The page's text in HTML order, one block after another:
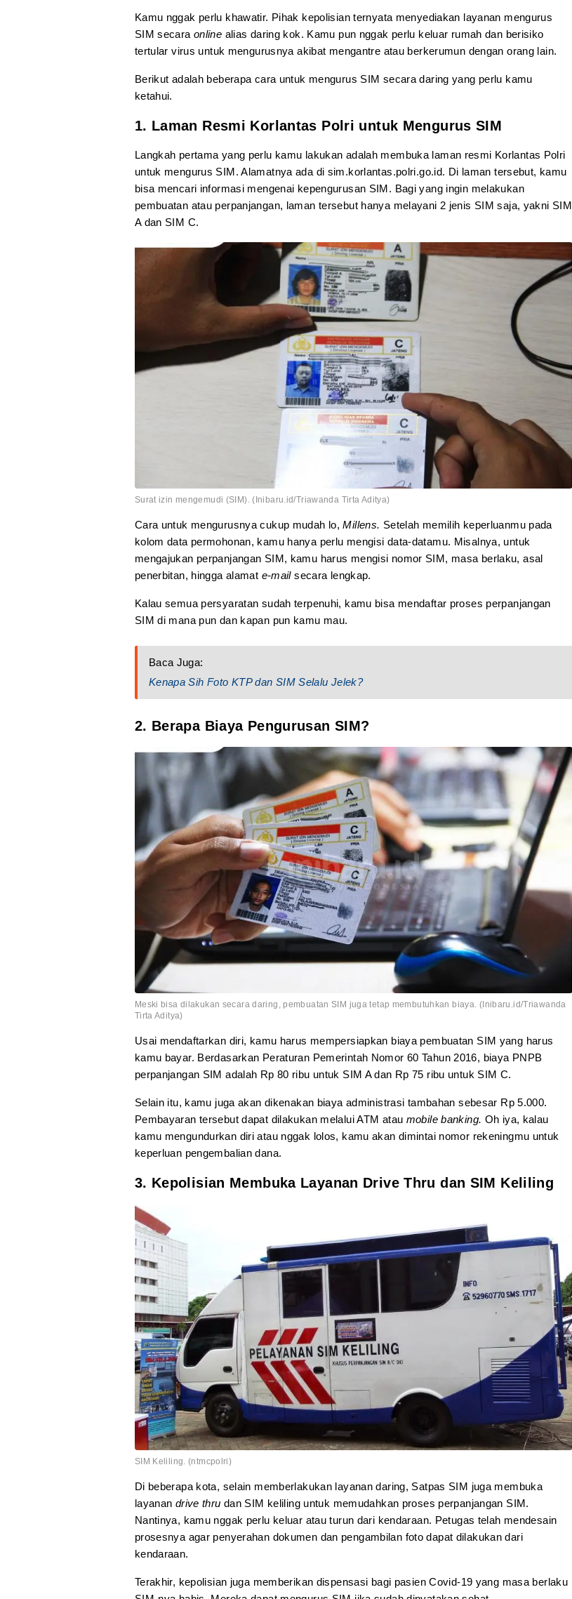
Kamu nggak perlu khawatir. Pihak kepolisian ternyata menyediakan layanan mengurus
SIM secara online alias daring kok. Kamu pun nggak perlu keluar rumah dan berisiko
tertular virus untuk mengurusnya akibat mengantre atau berkerumun dengan orang lain.
Berikut adalah beberapa cara untuk mengurus SIM secara daring yang perlu kamu
ketahui.
1. Laman Resmi Korlantas Polri untuk Mengurus SIM
Langkah pertama yang perlu kamu lakukan adalah membuka laman resmi Korlantas Polri
untuk mengurus SIM. Alamatnya ada di sim.korlantas.polri.go.id. Di laman tersebut, kamu
bisa mencari informasi mengenai kepengurusan SIM. Bagi yang ingin melakukan
pembuatan atau perpanjangan, laman tersebut hanya melayani 2 jenis SIM saja, yakni SIM
A dan SIM C.
Surat izin mengemudi (SIM). (Inibaru.id/Triawanda Tirta Aditya)
Cara untuk mengurusnya cukup mudah lo,Millens. Setelah memilih keperluanmu pada
kolom data permohonan, kamu hanya perlu mengisi data-datamu. Misalnya, untuk
mengajukan perpanjangan SIM, kamu harus mengisi nomor SIM, masa berlaku, asal
penerbitan, hingga alamat e-mailsecara lengkap.
Kalau semua persyaratan sudah terpenuhi, kamu bisa mendaftar proses perpanjangan
SIM di mana pun dan kapan pun kamu mau.
Baca Juga:
Kenapa Sih Foto KTP dan SIM Selalu Jelek?
2. Berapa Biaya Pengurusan SIM?
Meski bisa dilakukan secara daring, pembuatan SIM juga tetap membutuhkan biaya. (Inibaru.id/Triawanda
Tirta Aditya)
Usai mendaftarkan diri, kamu harus mempersiapkan biaya pembuatan SIM yang harus
kamu bayar. Berdasarkan Peraturan Pemerintah Nomor 60 Tahun 2016, biaya PNPB
perpanjangan SIM adalah Rp 80 ribu untuk SIM A dan Rp 75 ribu untuk SIM C.
Selain itu, kamu juga akan dikenakan biaya administrasi tambahan sebesar Rp 5.000.
Pembayaran tersebut dapat dilakukan melalui ATM atau mobile banking. Oh iya, kalau
kamu mengundurkan diri atau nggak lolos, kamu akan dimintai nomor rekeningmu untuk
keperluan pengembalian dana.
3. Kepolisian Membuka Layanan Drive Thru dan SIM Keliling
SIM Keliling. (ntmcpolri)
Di beberapa kota, selain memberlakukan layanan daring, Satpas SIM juga membuka
layanan drive thru dan SIM keliling untuk memudahkan proses perpanjangan SIM.
Nantinya, kamu nggak perlu keluar atau turun dari kendaraan. Petugas telah mendesain
prosesnya agar penyerahan dokumen dan pengambilan foto dapat dilakukan dari
kendaraan.
Terakhir, kepolisian juga memberikan dispensasi bagi pasien Covid-19 yang masa berlaku